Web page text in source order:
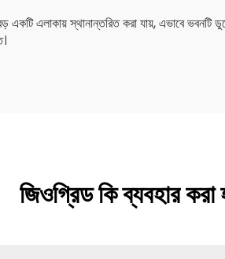
এলাকায় স্থানান্তরিত করা যায়, এভাবে
জিওগ্রিড কি ব্যবহার